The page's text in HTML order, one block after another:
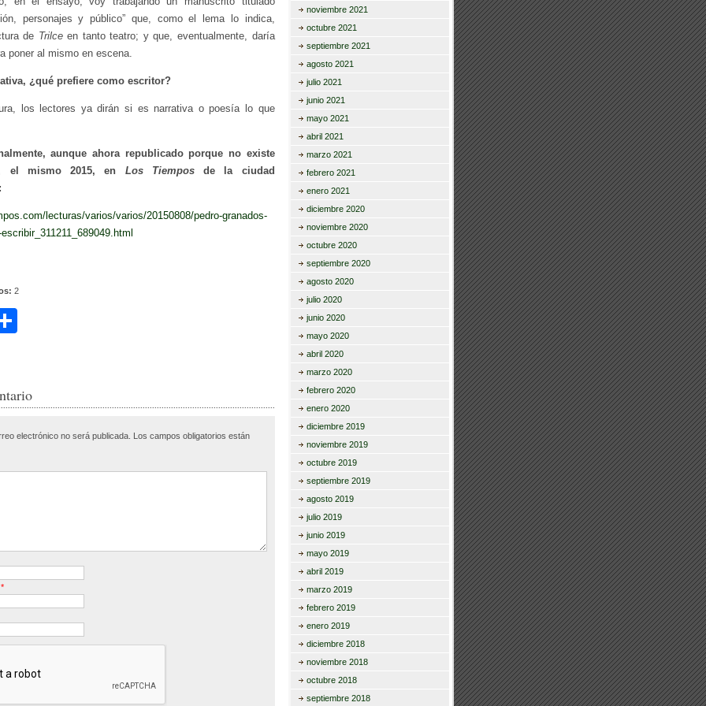
personajes y público” que, como el lema lo indica,
de Trilceen tanto teatro; y que, eventualmente, daría
poner al mismo en escena.
¿qué prefiere como escritor?
los lectores ya dirán si es narrativa o poesía lo que
aunque ahora republicado porque no existe
el mismo 2015, en Los Tiemposde la ciudad
lecturas/varios/varios/20150808/pedro-granados-
2
p
tir
electrónico no será publicada. Los campos obligatorios están
*
noviembre 2021
octubre 2021
septiembre 2021
agosto 2021
julio 2021
junio 2021
mayo 2021
abril 2021
marzo 2021
febrero 2021
enero 2021
diciembre 2020
noviembre 2020
octubre 2020
septiembre 2020
agosto 2020
julio 2020
junio 2020
mayo 2020
abril 2020
marzo 2020
febrero 2020
enero 2020
diciembre 2019
noviembre 2019
octubre 2019
septiembre 2019
agosto 2019
julio 2019
junio 2019
mayo 2019
abril 2019
marzo 2019
febrero 2019
enero 2019
diciembre 2018
noviembre 2018
octubre 2018
septiembre 2018